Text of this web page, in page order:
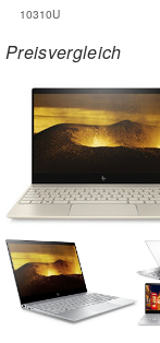
10310U
Preisvergleich